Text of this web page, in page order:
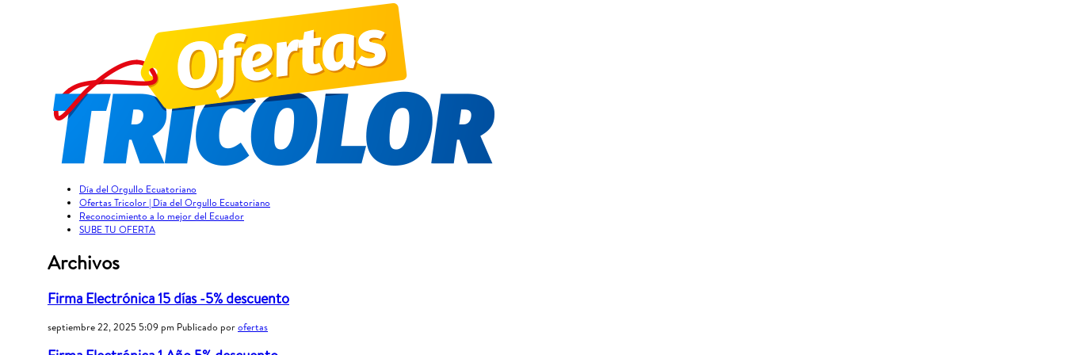
Día del Orgullo Ecuatoriano
Ofertas Tricolor | Día del Orgullo Ecuatoriano
Reconocimiento a lo mejor del Ecuador
SUBE TU OFERTA
Archivos
Firma Electrónica 15 días -5% descuento
septiembre 22, 2025 5:09 pm Publicado porofertas